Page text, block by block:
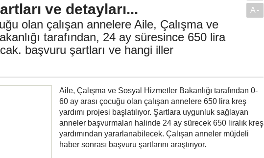
ve detayları...
olan çalışan annelere Aile, Çalışma ve
tarafından, 24 ay süresince 650 lira
başvuru şartları ve hangi iller
A-
Aile, Çalışma ve Sosyal Hizmetler Bakanlığı tarafından 0-
60 ay arası çocuğu olan çalışan annelere 650 lira kreş
yardımı projesi başlatılıyor. Şartlara uygunluk sağlayan
anneler başvurmaları halinde 24 ay sürecek 650 liralık kreş
yardımından yararlanabilecek. Çalışan anneler müjdeli
haber sonrası başvuru şartlarını araştırıyor.